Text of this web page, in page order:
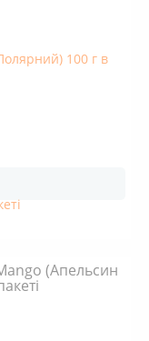
(Апельсин